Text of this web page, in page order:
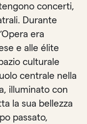
concerti,
Durante
era
e alle élite
culturale
centrale nella
illuminato con
la sua bellezza
passato,